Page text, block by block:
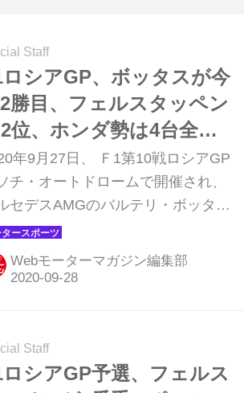
Staff
ロシアGP、ボッタスが今
勝目、フェルスタッペン
位、ホンダ勢は4台全車
を果たす【モータース
ツ】
年9月27日、 Ｆ1第10戦ロシアGP
チ・オートドロームで開催され、
セデスAMGのバルテリ・ボッタス
勝。2位にはレッドブル・ホンダ
ックス・フェルスタッペンが入っ
メルセデスAMGのルイス・ハミル
Webモーターマガジン編集部
Staff
ロシアGP予選、フェルス